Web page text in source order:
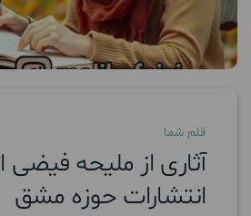
قلم شما
آثاری از ملیحه فیضی
انتشارات حوزه مشق